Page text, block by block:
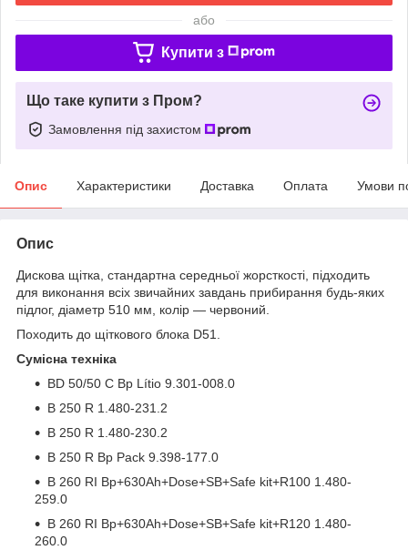
або
Купити з
Що таке купити з Пром?
Замовлення під захистом
Опис Характеристики Доставка Оплата Умови
Опис
Дискова щітка, стандартна середньої жорсткості, підходить
для виконання всіх звичайних завдань прибирання будь-яких
підлог, діаметр 510 мм, колір — червоний.
Походить до щіткового блока D51.
Сумісна техніка
BD 50/50 C Bp Lítio 9.301-008.0
B 250 R 1.480-231.2
B 250 R 1.480-230.2
B 250 R Bp Pack 9.398-177.0
B 260 RI Bp+630Ah+Dose+SB+Safe kit+R100 1.480-
259.0
B 260 RI Bp+630Ah+Dose+SB+Safe kit+R120 1.480-
260.0